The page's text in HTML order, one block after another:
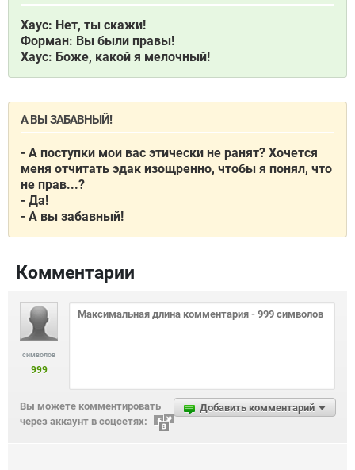
Хаус: Нет, ты скажи!
Форман: Вы были правы!
Хаус: Боже, какой я мелочный!
А ВЫ ЗАБАВНЫЙ!
- А поступки мои вас этически не ранят? Хочется
меня отчитать эдак изощренно, чтобы я понял, что
не прав...?
- Да!
- А вы забавный!
Комментарии
символов
999
Добавить комментарий
Вы можете комментировать
через аккаунт в соцсетях: